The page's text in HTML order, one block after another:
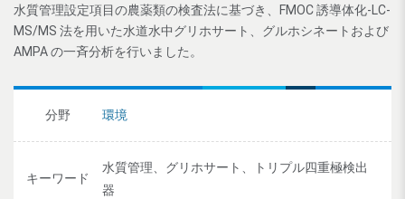
水質管理設定項目の農薬類の検査法に基づき、FMOC 誘導体化-LC-
MS/MS 法を用いた水道水中グリホサート、グルホシネートおよび
AMPA の一斉分析を行いました。
分野 環境
キーワード
水質管理、グリホサート、トリプル四重極検出
器